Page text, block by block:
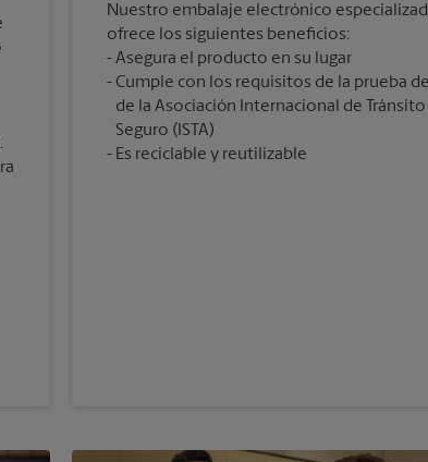
Nuestro embalaje electrónico
ofrece los siguientes beneficios:
Asegura el producto en su lugar
Cumple con los requisitos de la prueba
de la Asociación Internacional de Tránsito
Seguro (ISTA)
Es reciclable y reutilizable